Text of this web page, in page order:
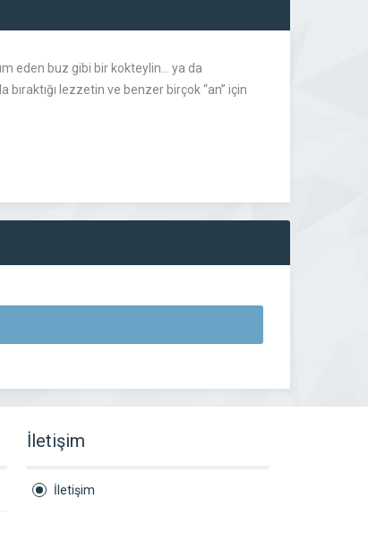
eden buz gibi bir kokteylin… ya da
lezzetin ve benzer birçok “an” için
İletişim
İletişim